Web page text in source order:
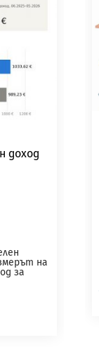
доход
на
за